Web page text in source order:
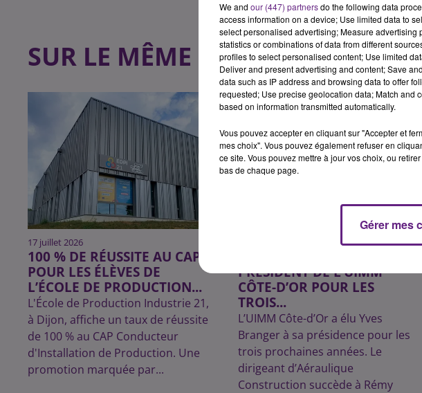
SUR LE MÊME SUJET
17 juillet 2026
100 % DE RÉUSSITE AU CAP
POUR LES ÉLÈVES DE
L’ÉCOLE DE PRODUCTION...
L'École de Production Industrie 21,
à Dijon, affiche un taux de réussite
de 100 % au CAP Conducteur
d'Installation de Production. Une
promotion marquée par...
PRÉSIDENT DE L’UIMM
CÔTE-D’OR POUR LES
TROIS...
L’UIMM Côte-d’Or a élu Yves
Branger à sa présidence pour les
trois prochaines années. Le
dirigeant d’Aéraulique
Construction succède à Rémy
We and our (447) partnersdo the following data
access information on a device; Use limited data to
select personalised advertising; Measure
statistics or combinations of data from different
profiles to select personalised content; Use limited
Deliver and present advertising and content; Save
data such as IP address and browsing data to offer
requested; Use precise geolocation data; Match and
based on information transmitted automatically.
Vous pouvez accepter en cliquant sur "Accepter et
mes choix". Vous pouvez également refuser en
ce site. Vous pouvez mettre à jour vos choix, ou
bas de chaque page.
Gérer mes